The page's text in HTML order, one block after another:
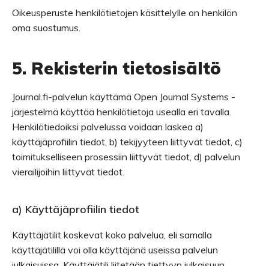
Oikeusperuste henkilötietojen käsittelylle on henkilön
oma suostumus.
5. Rekisterin tietosisältö
Journal.fi-palvelun käyttämä Open Journal Systems -
järjestelmä käyttää henkilötietoja usealla eri tavalla.
Henkilötiedoiksi palvelussa voidaan laskea a)
käyttäjäprofiilin tiedot, b) tekijyyteen liittyvät tiedot, c)
toimitukselliseen prosessiin liittyvät tiedot, d) palvelun
vierailijoihin liittyvät tiedot.
a) Käyttäjäprofiilin tiedot
Käyttäjätilit koskevat koko palvelua, eli samalla
käyttäjätilillä voi olla käyttäjänä useissa palvelun